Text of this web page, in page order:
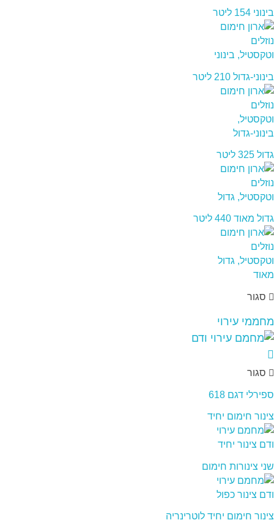
בינוני 154 ליטר
בינוני-גדול 210 ליטר
גדול 325 ליטר
גדול מאוד 440 ליטר
סגור
מחממי עירוי
סגור
ספירלי דגם 618
צינור חימום יחיד
שני צינורות חימום
צינור חימום יחיד לוטרינריה